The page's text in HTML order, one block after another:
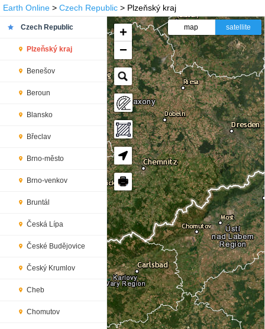
Earth Online > Czech Republic > Plzeňský kraj
Czech Republic
Plzeňský kraj
Benešov
Beroun
Blansko
Břeclav
Brno-město
Brno-venkov
Bruntál
Česká Lípa
České Budějovice
Český Krumlov
Cheb
Chomutov
+
−
🖶
map satellite